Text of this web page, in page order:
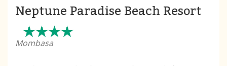
Neptune Paradise Beach Resort
Mombasa